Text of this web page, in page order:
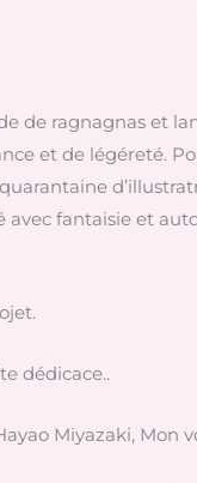
de ragnagnas et
et de légéreté.
fantaisie et
dédicace..
Miyazaki, Mon